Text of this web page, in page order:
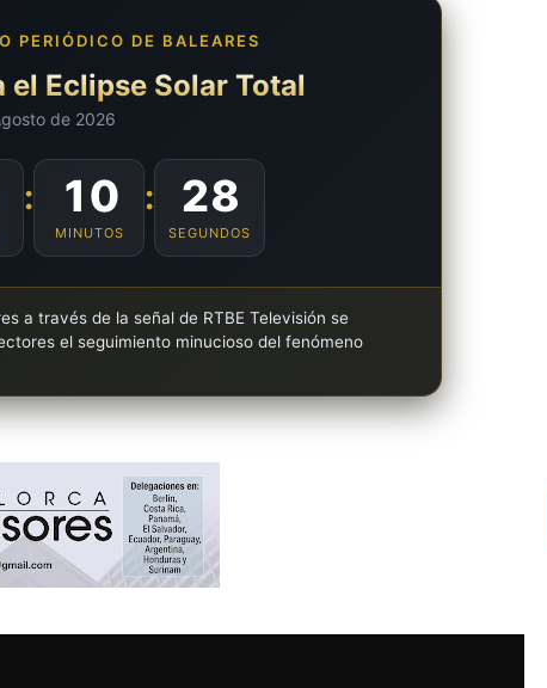
PERIÓDICO DE BALEARES
el Eclipse Solar Total
de 2026
: 10
MINUTOS
: 27
SEGUNDOS
a través de la señal de RTBE Televisión se
el seguimiento minucioso del fenómeno